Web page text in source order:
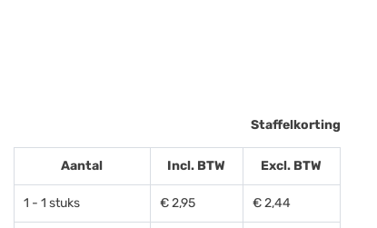
Staffelkorting
Aantal Incl. BTW Excl. BTW
1 - 1 stuks € 2,95 € 2,44